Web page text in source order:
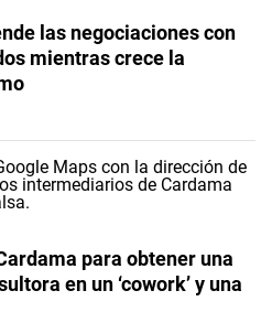
las negociaciones con
mientras crece la
para obtener una
en un ‘cowork’ y una